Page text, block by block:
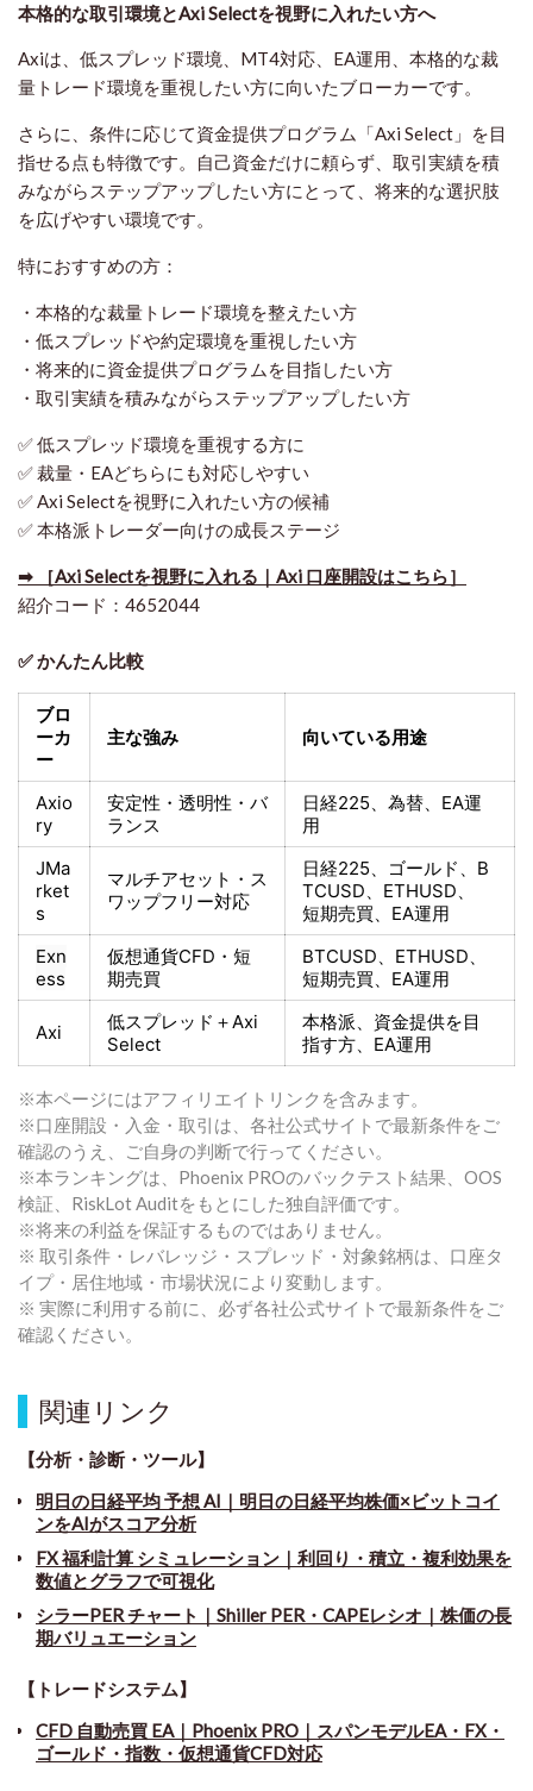
本格的な取引環境とAxi Selectを視野に入れたい方へ
Axiは、低スプレッド環境、MT4対応、EA運用、本格的な裁
量トレード環境を重視したい方に向いたブローカーです。
さらに、条件に応じて資金提供プログラム「Axi Select」を目
指せる点も特徴です。自己資金だけに頼らず、取引実績を積
みながらステップアップしたい方にとって、将来的な選択肢
を広げやすい環境です。
特におすすめの方：
・本格的な裁量トレード環境を整えたい方
・低スプレッドや約定環境を重視したい方
・将来的に資金提供プログラムを目指したい方
・取引実績を積みながらステップアップしたい方
✅ 低スプレッド環境を重視する方に
✅ 裁量・EAどちらにも対応しやすい
✅ Axi Selectを視野に入れたい方の候補
✅ 本格派トレーダー向けの成長ステージ
➡ ［Axi Selectを視野に入れる｜Axi 口座開設はこちら］
紹介コード：4652044
✅ かんたん比較
ブロ
ーカ
ー
主な強み 向いている用途
Axio
ry
安定性・透明性・バ
ランス
日経225、為替、EA運
用
JMa
rket
s
マルチアセット・ス
ワップフリー対応
日経225、ゴールド、 B
TCUSD、ETHUSD、
短期売買、EA運用
Exn
ess
仮想通貨CFD・短
期売買
BTCUSD、ETHUSD、
短期売買、EA運用
Axi 低スプレッド＋Axi
Select
本格派、資金提供を目
指す方、EA運用
※本ページにはアフィリエイトリンクを含みます。
※口座開設・入金・取引は、各社公式サイトで最新条件をご
確認のうえ、ご自身の判断で行ってください。
※本ランキングは、Phoenix PROのバックテスト結果、OOS
検証、RiskLot Auditをもとにした独自評価です。
※将来の利益を保証するものではありません。
※ 取引条件・レバレッジ・スプレッド・対象銘柄は、口座タ
イプ・居住地域・市場状況により変動します。
※ 実際に利用する前に、必ず各社公式サイトで最新条件をご
確認ください。
関連リンク
【分析・診断・ツール】
明日の日経平均 予想 AI｜明日の日経平均株価×ビットコイ
ンをAIがスコア分析
FX 福利計算 シミュレーション｜利回り・積立・複利効果を
数値とグラフで可視化
シラーPER チャート ｜ Shiller PER・CAPEレシオ｜株価の長
期バリュエーション
【トレードシステム】
CFD 自動売買 EA｜Phoenix PRO｜スパンモデルEA・FX・
ゴールド・指数・仮想通貨CFD対応